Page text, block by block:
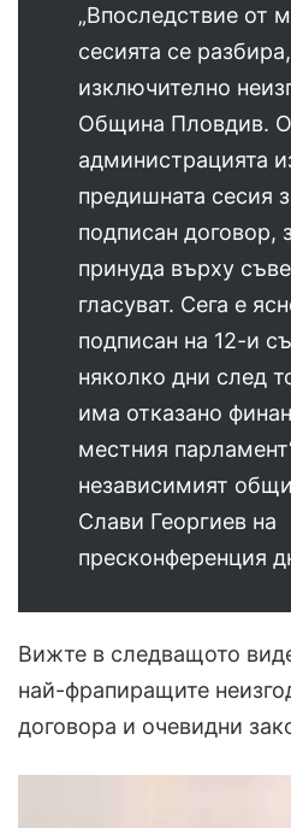
„Впоследствие от
сесията се
изключително
Община Пловдив.
администрацията
предишната сесия
подписан договор,
принуда върху
гласуват. Сега е
подписан на 12-и
няколко дни след
има отказано
местния
независимият
Слави Георгиев на
пресконференция
Вижте в следващото
най-фрапиращите
договора и очевидни